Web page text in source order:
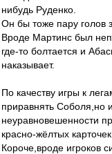
нибудь Руденко.
Он бы тоже пару голов
Вроде Мартинс был
где-то болтается и
наказывает.
По качеству игры к
приравнять Соболя,но
неуравновешенности
красно-жёлтых карточек.
Короче,вроде игроков